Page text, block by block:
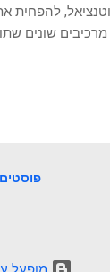
להפחית את
שונים
שלנו